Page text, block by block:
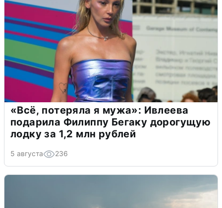
«Всё, потеряла я мужа»: Ивлеева
подарила Филиппу Бегаку дорогущую
лодку за 1,2 млн рублей
5 августа 236